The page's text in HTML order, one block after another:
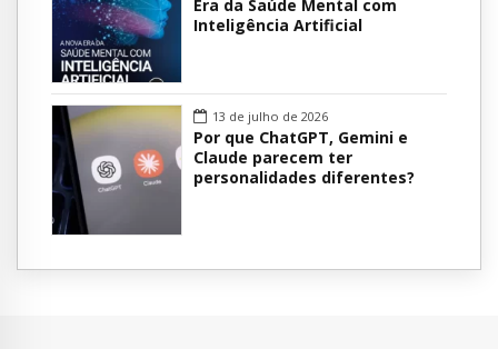
Era da Saúde Mental com
Inteligência Artificial
13 de julho de 2026
Por que ChatGPT, Gemini e
Claude parecem ter
personalidades diferentes?